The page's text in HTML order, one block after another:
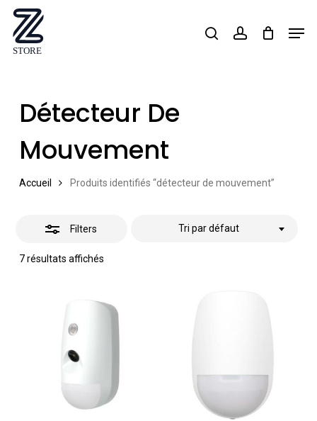
Skip
main
searchaccount
Détecteur De
Mouvement
Accueil Produits identifiés “détecteur de mouvement”
Filters
7 résultats affichés
Tri par défaut
Close